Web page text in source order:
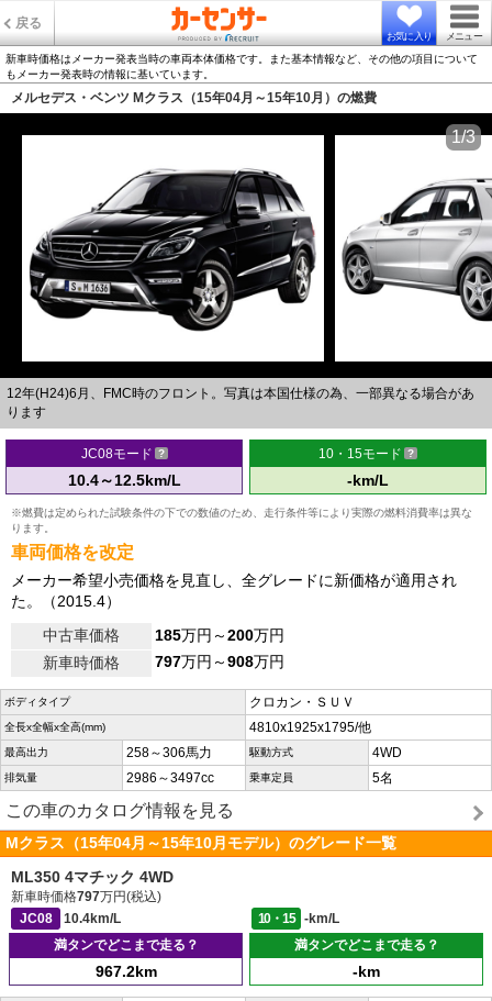
戻る
お気に入り メニュー
新車時価格はメーカー発表当時の車両本体価格です。また基本情報など、その他の項目について
もメーカー発表時の情報に基いています。
メルセデス・ベンツ Mクラス（15年04月～15年10月）の燃費
12年(H24)6月、FMC時のフロント。写真は本国仕様の為、一部異なる場合があ
ります
1/3
JC08モード
10.4～12.5km/L
10・15モード
-km/L
※燃費は定められた試験条件の下での数値のため、走行条件等により実際の燃料消費率は異な
ります。
車両価格を改定
メーカー希望小売価格を見直し、全グレードに新価格が適用され
た。（2015.4）
中古車価格
185万円～200万円
新車時価格
797万円～908万円
ボディタイプ クロカン・ＳＵＶ
全長x全幅x全高(mm) 4810x1925x1795/他
最高出力 258～306馬力 駆動方式 4WD
排気量 2986～3497cc 乗車定員 5名
この車のカタログ情報を見る
Mクラス（15年04月～15年10月モデル）のグレード一覧
ML350 4マチック 4WD
新車時価格797万円(税込)
JC08
10.4km/L 10・15
-km/L
満タンでどこまで走る？
967.2km
満タンでどこまで走る？
-km